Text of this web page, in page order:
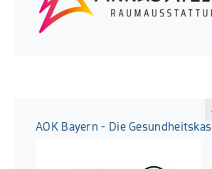
AOK Bayern - Die